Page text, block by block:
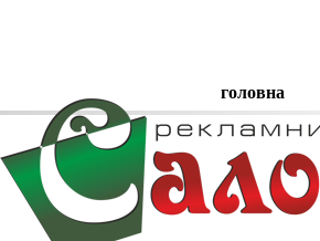
головна